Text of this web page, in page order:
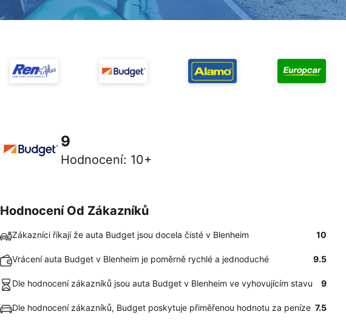
9
Hodnocení: 10+
Hodnocení Od Zákazníků
Zákazníci říkají že auta Budget jsou docela čisté v Blenheim 10
Vrácení auta Budget v Blenheim je poměrně rychlé a jednoduché 9.5
Dle hodnocení zákazníků jsou auta Budget v Blenheim ve vyhovujícím stavu 9
Dle hodnocení zákazníků, Budget poskytuje přiměřenou hodnotu za peníze 7.5